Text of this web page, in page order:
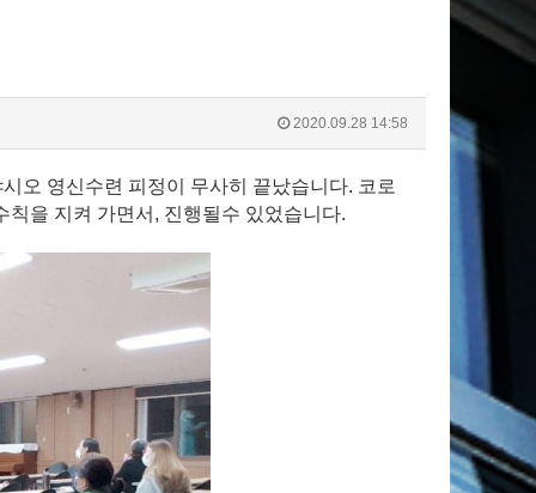
2020.09.28 14:58
오 영신수련 피정이 무사히 끝났습니다. 코로
을 지켜 가면서, 진행될수 있었습니다.